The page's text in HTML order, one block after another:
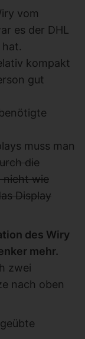
vom
es der DHL
kompakt
gut
muss man
die
nicht wie
Display
des Wiry
mehr.
zwei
nach oben